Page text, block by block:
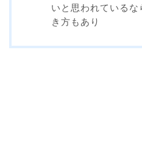
いと思われている
き方もあり